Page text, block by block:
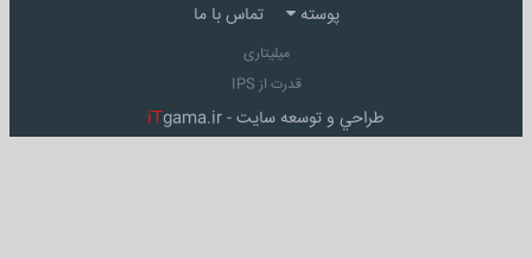
پوسته تماس با ما
میلیتاری
قدرت از IPS
طراحي و توسعه سايت - iTgama.ir